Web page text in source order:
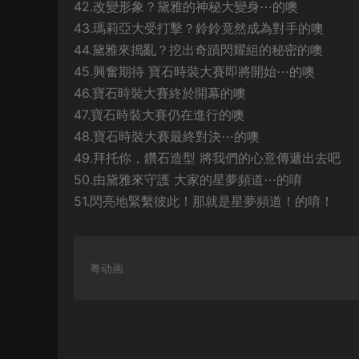
42.改變形象？黛雅的神秘大變身⋯的噢
43.瑪莉亞大受打擊？鈴鈴竟然成為對手的噢
44.黛雅來搗亂？挖出奇蹟閃耀組的秘密的噢
45.興奮期待 寶石時裝大賽即將開始⋯的噢
46.寶石時裝大賽終於開幕的噢
47.寶石時裝大賽仍在進行的噢
48.寶石時裝大賽最終對決⋯的噢
49.拜托你，鑽石造型 將我們的心意傳遞出去吧
50.由黛雅來守護 大家的星夢頻道⋯的唷
51.閃亮地緊繫彼此！那就是星夢頻道！的唷！
粤动画